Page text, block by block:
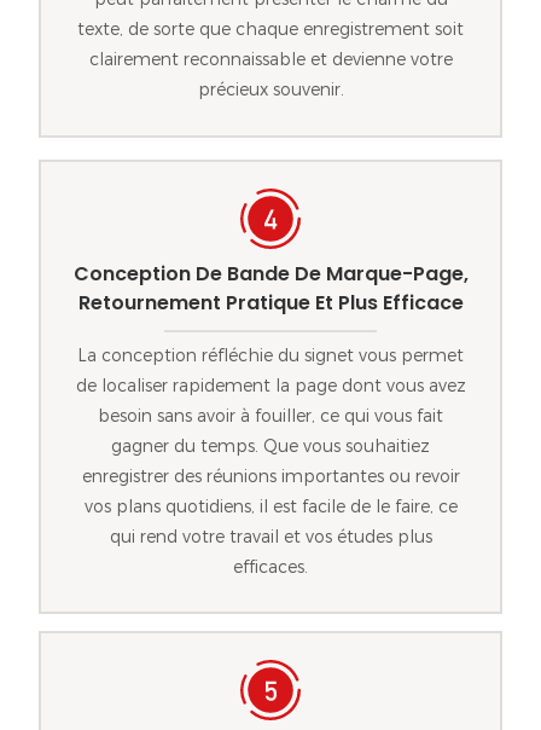
texte, de sorte que chaque enregistrement soit
clairement reconnaissable et devienne votre
précieux souvenir.
Conception De Bande De Marque-Page,
Retournement Pratique Et Plus Efficace
La conception réfléchie du signet vous permet
de localiser rapidement la page dont vous avez
besoin sans avoir à fouiller, ce qui vous fait
gagner du temps. Que vous souhaitiez
enregistrer des réunions importantes ou revoir
vos plans quotidiens, il est facile de le faire, ce
qui rend votre travail et vos études plus
efficaces.